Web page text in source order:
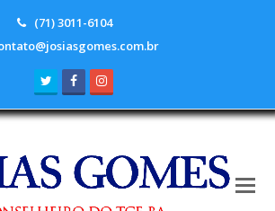
(71) 3011-6104
TwitterFacebook